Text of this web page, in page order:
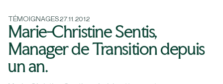
TÉMOIGNAGES27.11.2012
Marie-Christine Sentis,
Manager de Transition depuis
un an.